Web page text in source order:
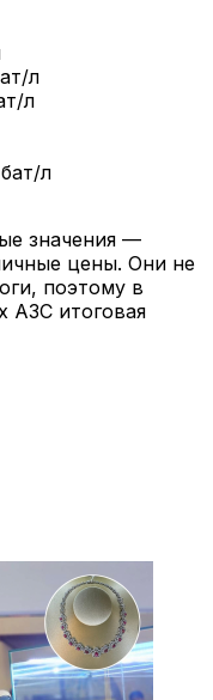
л
л
л
значения —
цены. Они не
поэтому в
АЗС итоговая